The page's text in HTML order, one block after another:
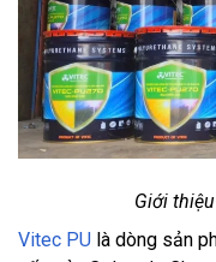
Giới
Vitec PU là dòng sản